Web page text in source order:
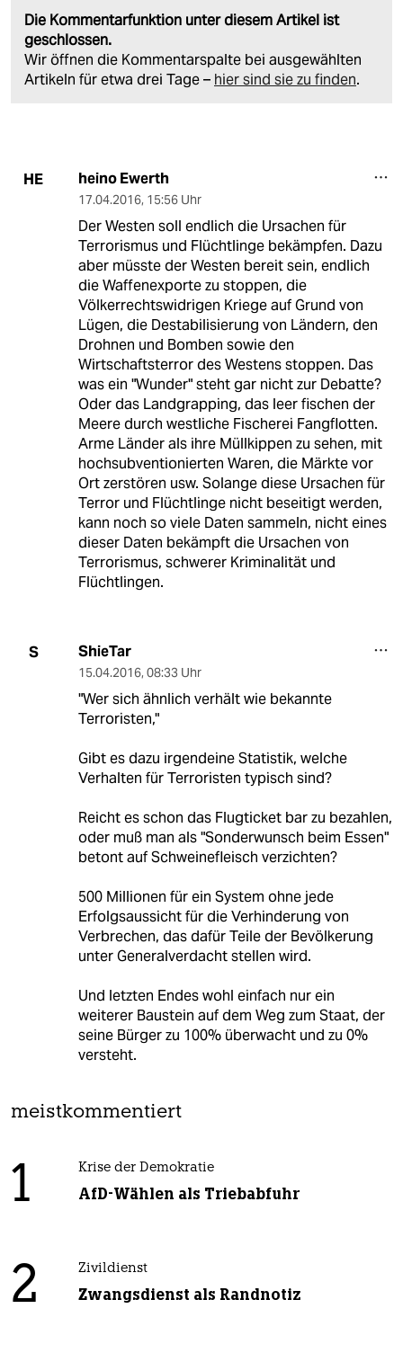
Die Kommentarfunktion unter diesem Artikel ist
geschlossen.
Wir öffnen die Kommentarspalte bei ausgewählten
Artikeln für etwa drei Tage – hier sind sie zu finden.
HE heino Ewerth
17.04.2016, 15:56 Uhr
Der Westen soll endlich die Ursachen für
Terrorismus und Flüchtlinge bekämpfen. Dazu
aber müsste der Westen bereit sein, endlich
die Waffenexporte zu stoppen, die
Völkerrechtswidrigen Kriege auf Grund von
Lügen, die Destabilisierung von Ländern, den
Drohnen und Bomben sowie den
Wirtschaftsterror des Westens stoppen. Das
was ein "Wunder" steht gar nicht zur Debatte?
Oder das Landgrapping, das leer fischen der
Meere durch westliche Fischerei Fangflotten.
Arme Länder als ihre Müllkippen zu sehen, mit
hochsubventionierten Waren, die Märkte vor
Ort zerstören usw. Solange diese Ursachen für
Terror und Flüchtlinge nicht beseitigt werden,
kann noch so viele Daten sammeln, nicht eines
dieser Daten bekämpft die Ursachen von
Terrorismus, schwerer Kriminalität und
Flüchtlingen.
S ShieTar
15.04.2016, 08:33 Uhr
"Wer sich ähnlich verhält wie bekannte
Terroristen,"
Gibt es dazu irgendeine Statistik, welche
Verhalten für Terroristen typisch sind?
Reicht es schon das Flugticket bar zu bezahlen,
oder muß man als "Sonderwunsch beim Essen"
betont auf Schweinefleisch verzichten?
500 Millionen für ein System ohne jede
Erfolgsaussicht für die Verhinderung von
Verbrechen, das dafür Teile der Bevölkerung
unter Generalverdacht stellen wird.
Und letzten Endes wohl einfach nur ein
weiterer Baustein auf dem Weg zum Staat, der
seine Bürger zu 100% überwacht und zu 0%
versteht.
meistkommentiert
1 Krise der Demokratie
AfD-Wählen als Triebabfuhr
2 Zivildienst
Zwangsdienst als Randnotiz